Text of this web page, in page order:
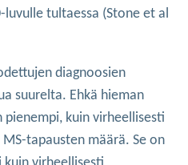
tultaessa (Stone et al
diagnoosien
suurelta. Ehkä hieman
kuin virheellisesti
tapausten määrä. Se on